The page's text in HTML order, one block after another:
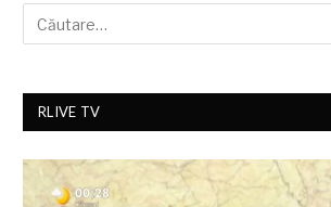
RLIVE TV